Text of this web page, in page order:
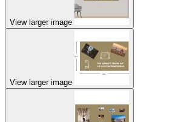
View larger image
View larger image